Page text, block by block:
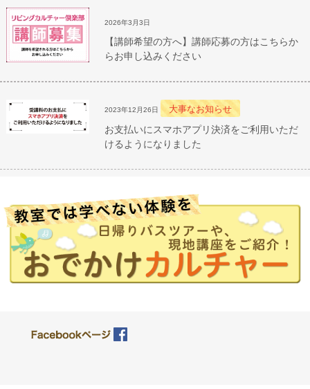
2026年3月3日
【講師希望の方へ】講師応募の方はこちらか
らお申し込みください
2023年12月26日 大事なお知らせ
お支払いにスマホアプリ決済をご利用いただ
けるようになりました